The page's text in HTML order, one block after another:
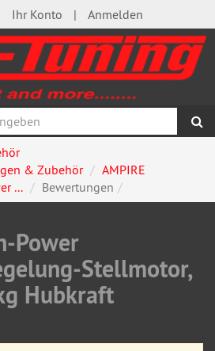
Ihr Konto Anmelden
& Zubehör
AMPIRE
...
Bewertungen
Power
Stellmotor,
Hubkraft